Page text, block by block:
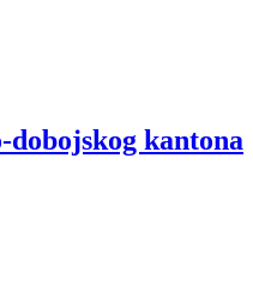
kantona